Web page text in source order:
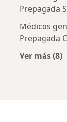
Prepagada
Médicos
Prepagada
Ver más (8)